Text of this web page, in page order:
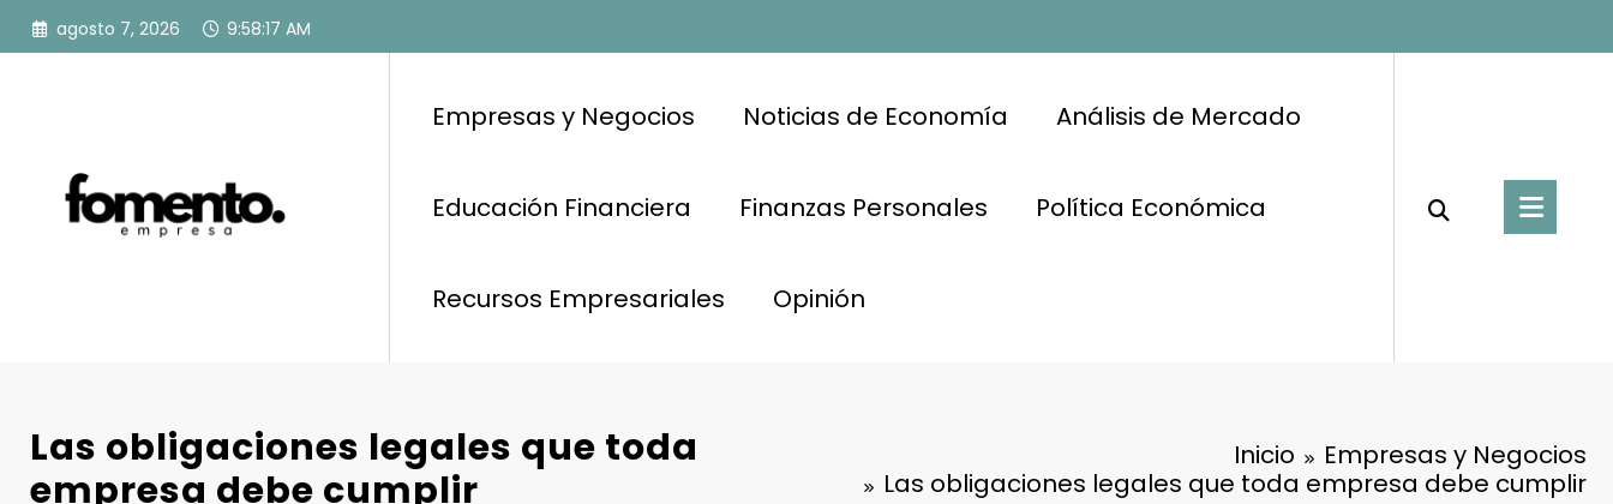
Saltar
agosto 7, 2026 9:58:17 AM
Empresas y Negocios Noticias de Economía Análisis de Mercado
Educación Financiera Finanzas Personales Política Económica
Recursos Empresariales Opinión
Las obligaciones legales que toda
empresa debe cumplir
Inicio
Empresas y Negocios
Las obligaciones legales que toda empresa debe cumplir